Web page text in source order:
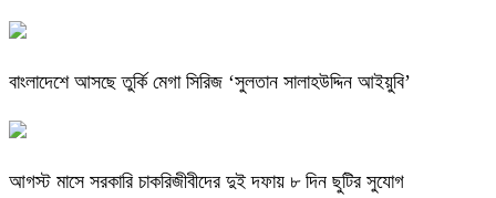
বাংলাদেশে আসছে তুর্কি মেগা সিরিজ ‘সুলতান সালাহউদ্দিন আইয়ুবি’
আগস্ট মাসে সরকারি চাকরিজীবীদের দুই দফায় ৮ দিন ছুটির সুযোগ